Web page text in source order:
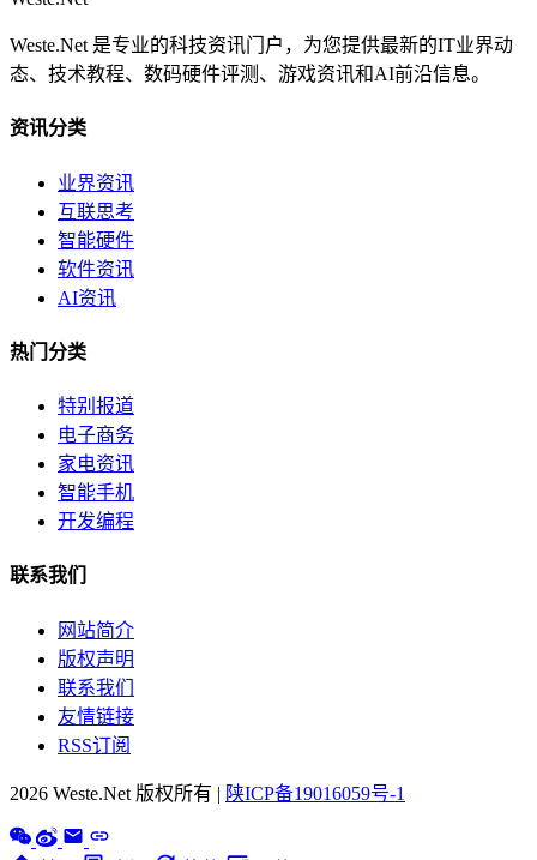
Weste.Net 是专业的科技资讯门户，为您提供最新的IT业界动
态、技术教程、数码硬件评测、游戏资讯和AI前沿信息。
资讯分类
业界资讯
互联思考
智能硬件
软件资讯
AI资讯
热门分类
特别报道
电子商务
家电资讯
智能手机
开发编程
联系我们
网站简介
版权声明
联系我们
友情链接
RSS订阅
2026 Weste.Net 版权所有 | 陕ICP备19016059号-1